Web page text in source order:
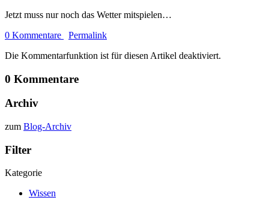
Jetzt muss nur noch das Wetter mitspielen…
0 Kommentare
Permalink
Die Kommentarfunktion ist für diesen Artikel deaktiviert.
0 Kommentare
Archiv
zum Blog-Archiv
Filter
Kategorie
Wissen